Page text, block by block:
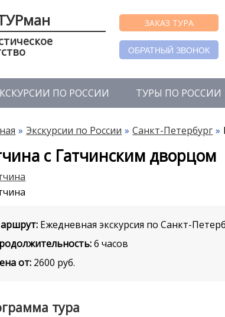
ЗАКАЗ ТУРА
ОБРАТНЫЙ ЗВОНОК
ПО РОССИИ ТУРЫ ПО РОССИИ
Экскурсии по России Санкт-Петербург
с Гатчинским дворцом
Ежедневная экскурсия по Санкт-
6 часов
от: 2600 руб.
тура